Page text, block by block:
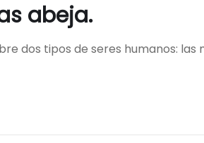
abeja.
dos tipos de seres humanos: las